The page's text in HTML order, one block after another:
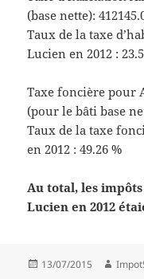
(base nette):
Taux de la taxe
Lucien en 2012 :
Taxe foncière pour
(pour le bâti base
Taux de la taxe
en 2012 : 49.26 %
Au total, les
Lucien en 2012
Publié
13/07/2015